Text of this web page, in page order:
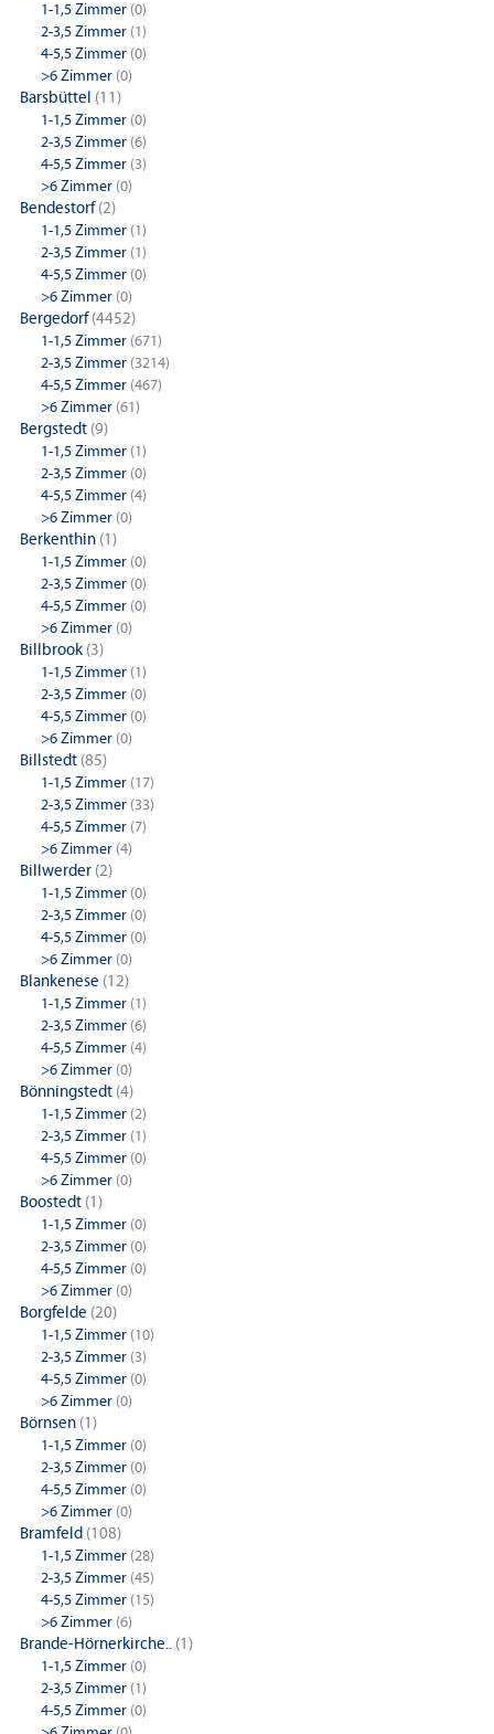
1-1,5 Zimmer (0)
2-3,5 Zimmer (1)
4-5,5 Zimmer (0)
>6 Zimmer (0)
Barsbüttel (11)
1-1,5 Zimmer (0)
2-3,5 Zimmer (6)
4-5,5 Zimmer (3)
>6 Zimmer (0)
Bendestorf(2)
1-1,5 Zimmer (1)
2-3,5 Zimmer (1)
4-5,5 Zimmer (0)
>6 Zimmer (0)
Bergedorf(4452)
1-1,5 Zimmer (671)
2-3,5 Zimmer (3214)
4-5,5 Zimmer (467)
>6 Zimmer (61)
Bergstedt (9)
1-1,5 Zimmer (1)
2-3,5 Zimmer (0)
4-5,5 Zimmer (4)
>6 Zimmer (0)
Berkenthin (1)
1-1,5 Zimmer (0)
2-3,5 Zimmer (0)
4-5,5 Zimmer (0)
>6 Zimmer (0)
Billbrook (3)
1-1,5 Zimmer (1)
2-3,5 Zimmer (0)
4-5,5 Zimmer (0)
>6 Zimmer (0)
Billstedt (85)
1-1,5 Zimmer (17)
2-3,5 Zimmer (33)
4-5,5 Zimmer (7)
>6 Zimmer (4)
Billwerder (2)
1-1,5 Zimmer (0)
2-3,5 Zimmer (0)
4-5,5 Zimmer (0)
>6 Zimmer (0)
Blankenese (12)
1-1,5 Zimmer (1)
2-3,5 Zimmer (6)
4-5,5 Zimmer (4)
>6 Zimmer (0)
Bönningstedt (4)
1-1,5 Zimmer (2)
2-3,5 Zimmer (1)
4-5,5 Zimmer (0)
>6 Zimmer (0)
Boostedt (1)
1-1,5 Zimmer (0)
2-3,5 Zimmer (0)
4-5,5 Zimmer (0)
>6 Zimmer (0)
Borgfelde (20)
1-1,5 Zimmer (10)
2-3,5 Zimmer (3)
4-5,5 Zimmer (0)
>6 Zimmer (0)
Börnsen (1)
1-1,5 Zimmer (0)
2-3,5 Zimmer (0)
4-5,5 Zimmer (0)
>6 Zimmer (0)
Bramfeld (108)
1-1,5 Zimmer (28)
2-3,5 Zimmer (45)
4-5,5 Zimmer (15)
>6 Zimmer (6)
Brande-Hörnerkirche.. (1)
1-1,5 Zimmer (0)
2-3,5 Zimmer (1)
4-5,5 Zimmer (0)